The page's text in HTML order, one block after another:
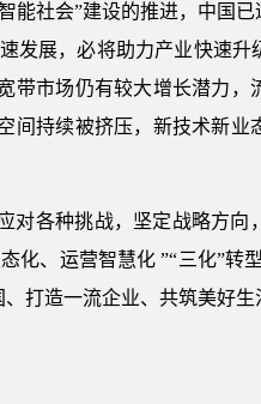
能社会”建设的推进，中国
发展，必将助力产业快速
带市场仍有较大增长潜力
持续被挤压，新技术新业
对各种挑战，坚定战略方
化、运营智慧化 ”“三化”转
打造一流企业、共筑美好生